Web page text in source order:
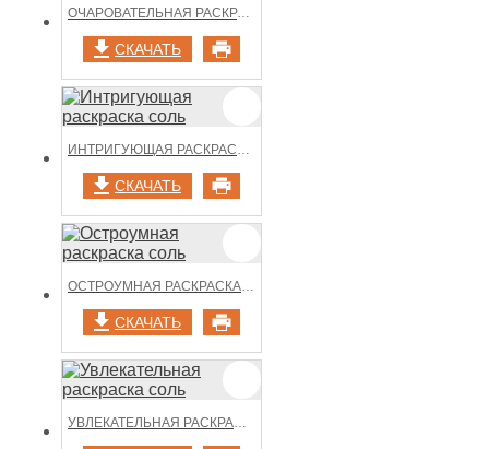
ОЧАРОВАТЕЛЬНАЯ РАСКРАСКА СОЛЬ
СКАЧАТЬ
ИНТРИГУЮЩАЯ РАСКРАСКА СОЛЬ
СКАЧАТЬ
ОСТРОУМНАЯ РАСКРАСКА СОЛЬ
СКАЧАТЬ
УВЛЕКАТЕЛЬНАЯ РАСКРАСКА СОЛЬ